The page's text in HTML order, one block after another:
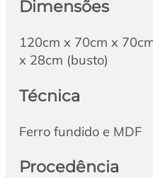
Dimensões
120cm x 70cm x
x 28cm (busto)
Técnica
Ferro fundido e MDF
Procedência